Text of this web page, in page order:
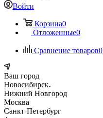
Войти
Корзина0
Отложенные0
Сравнение товаров0
Ваш город
Новосибирск
Нижний Новгород
Москва
Санкт-Петербург